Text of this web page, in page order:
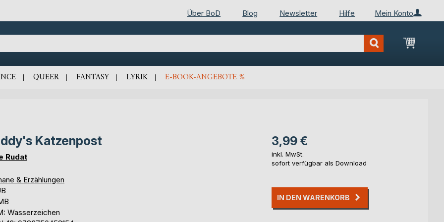
Mein Konto
Über BoD Blog Newsletter Hilfe
Mein
QUEER FANTASY LYRIK E-BOOK-ANGEBOTE %
Katzenpost
Rudat
& Erzählungen
Wasserzeichen
3,99 €
inkl. MwSt.
sofort verfügbar als Download
IN DEN WARENKORB